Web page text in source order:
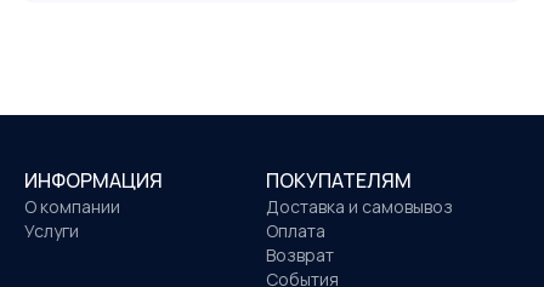
ИНФОРМАЦИЯ
О компании
Услуги
ПОКУПАТЕЛЯМ
Доставка и самовывоз
Оплата
Возврат
События